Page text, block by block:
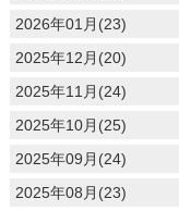
2026年01月(23)
2025年12月(20)
2025年11月(24)
2025年10月(25)
2025年09月(24)
2025年08月(23)